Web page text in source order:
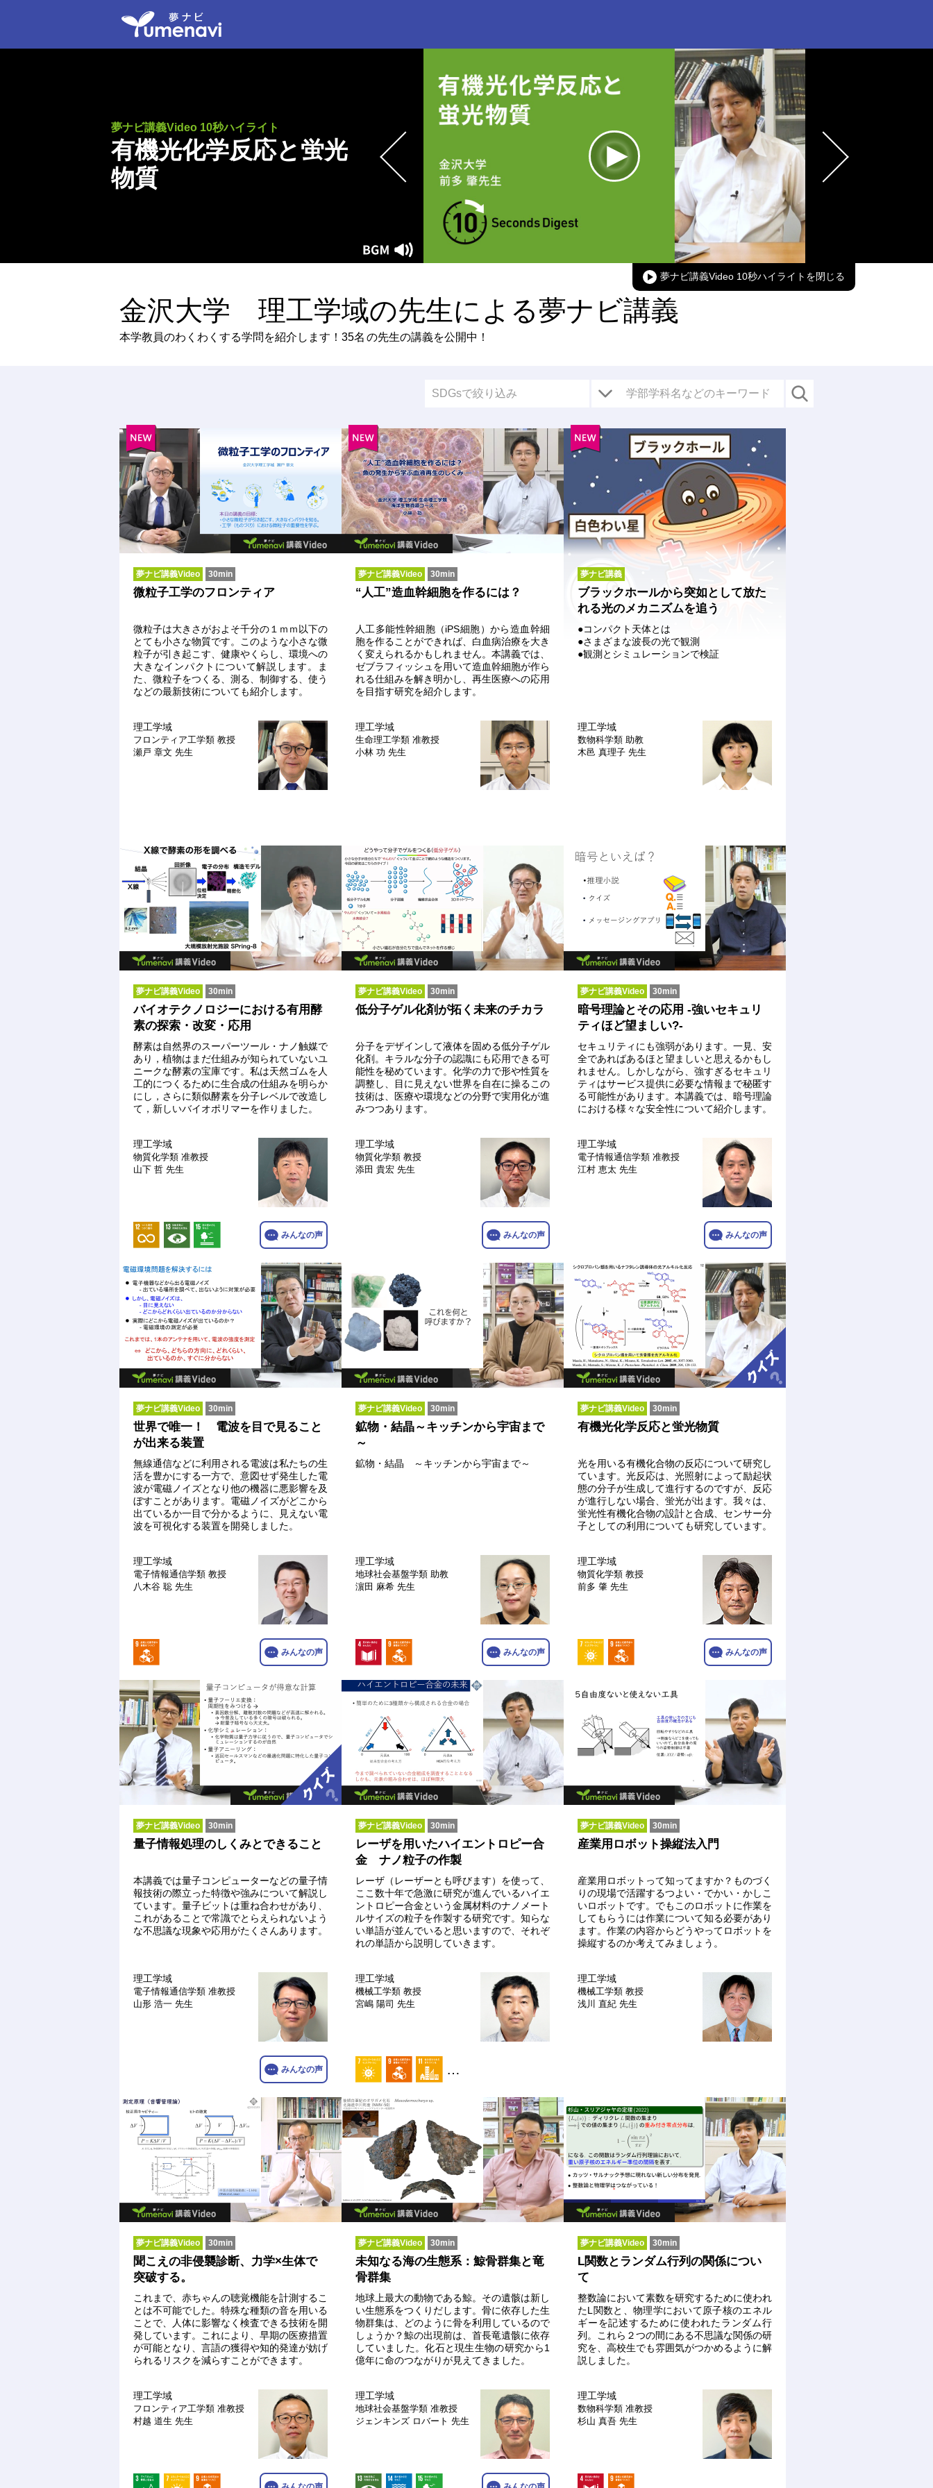
夢ナビ講義Video 10秒ハイライト
有機光化学反応と蛍光
物質
in-
夢ナビ講義Video 10秒ハイライト
金沢大学 理工学域の先生による夢ナビ講義
本学教員のわくわくする学問を紹介します！ 35名 の先生の講義を公開中！
SDGsで絞り込み
夢ナビ講義Video 30min
微粒子工学のフロンティア
微粒子は大きさがおよそ千分の１ｍｍ以下の
とても小さな物質です。このような小さな微
粒子が引き起こす、健康やくらし、環境への
大きなインパクトについて解説します。ま
た、微粒子をつくる、測る、制御する、使う
などの最新技術についても紹介します。
理工学域
フロンティア工学類 教授
瀬戸 章文 先生
夢ナビ講義Video 30min
“人工”造血幹細胞を作るには？
人工多能性幹細胞（iPS細胞）から造血幹細
胞を作ることができれば、白血病治療を大き
く変えられるかもしれません。本講義では、
ゼブラフィッシュを用いて造血幹細胞が作ら
れる仕組みを解き明かし、再生医療への応用
を目指す研究を紹介します。
理工学域
生命理工学類 准教授
小林 功 先生
夢ナビ講義
ブラックホールから突如として放た
れる光のメカニズムを追う
●コンパクト天体とは
●さまざまな波長の光で観測
●観測とシミュレーションで検証
理工学域
数物科学類 助教
木邑 真理子 先生
夢ナビ講義Video 30min
バイオテクノロジーにおける有用酵
素の探索・改変・応用
酵素は自然界のスーパーツール・ナノ触媒で
あり，植物はまだ仕組みが知られていないユ
ニークな酵素の宝庫です。私は天然ゴムを人
工的につくるために生合成の仕組みを明らか
にし，さらに類似酵素を分子レベルで改造し
て，新しいバイオポリマーを作りました。
理工学域
物質化学類 准教授
山下 哲 先生
みんなの声
夢ナビ講義Video 30min
低分子ゲル化剤が拓く未来のチカラ
分子をデザインして液体を固める低分子ゲル
化剤。キラルな分子の認識にも応用できる可
能性を秘めています。化学の力で形や性質を
調整し、目に見えない世界を自在に操るこの
技術は、医療や環境などの分野で実用化が進
みつつあります。
理工学域
物質化学類 教授
添田 貴宏 先生
みんなの声
夢ナビ講義Video 30min
暗号理論とその応用 -強いセキュリ
ティほど望ましい?-
セキュリティにも強弱があります。一見、安
全であればあるほと望ましいと思えるかもし
れません。しかしながら、強すぎるセキュリ
ティはサービス提供に必要な情報まで秘匿す
る可能性があります。本講義では、暗号理論
における様々な安全性について紹介します。
理工学域
電子情報通信学類 准教授
江村 恵太 先生
みんなの声
夢ナビ講義Video 30min
世界で唯一！ 電波を目で見ること
が出来る装置
無線通信などに利用される電波は私たちの生
活を豊かにする一方で、意図せず発生した電
波が電磁ノイズとなり他の機器に悪影響を及
ぼすことがあります。電磁ノイズがどこから
出ているか一目で分かるように、見えない電
波を可視化する装置を開発しました。
理工学域
電子情報通信学類 教授
八木谷 聡 先生
みんなの声
夢ナビ講義Video 30min
鉱物・結晶～キッチンから宇宙まで
～
鉱物・結晶 ～キッチンから宇宙まで～
理工学域
地球社会基盤学類 助教
濵田 麻希 先生
みんなの声
夢ナビ講義Video 30min
有機光化学反応と蛍光物質
光を用いる有機化合物の反応について研究し
ています。光反応は、光照射によって励起状
態の分子が生成して進行するのですが、反応
が進行しない場合、蛍光が出ます。我々は、
蛍光性有機化合物の設計と合成、センサー分
子としての利用についても研究しています。
理工学域
物質化学類 教授
前多 肇 先生
みんなの声
夢ナビ講義Video 30min
量子情報処理のしくみとできること
本講義では量子コンピューターなどの量子情
報技術の際立った特徴や強みについて解説し
ています。量子ビットは重ね合わせがあり、
これがあることで常識でとらえられないよう
な不思議な現象や応用がたくさんあります。
理工学域
電子情報通信学類 准教授
山形 浩一 先生
みんなの声
夢ナビ講義Video 30min
レーザを用いたハイエントロピー合
金 ナノ粒子の作製
レーザ（レーザーとも呼びます）を使って、
ここ数十年で急激に研究が進んでいるハイエ
ントロピー合金という金属材料のナノメート
ルサイズの粒子を作製する研究です。知らな
い単語が並んでいると思いますので、それぞ
れの単語から説明していきます。
理工学域
機械工学類 教授
宮嶋 陽司 先生
…
夢ナビ講義Video 30min
産業用ロボット操縦法入門
産業用ロボットって知ってますか？ものづく
りの現場で活躍するつよい・でかい・かしこ
いロボットです。でもこのロボットに作業を
してもらうには作業について知る必要があり
ます。作業の内容からどうやってロボットを
操縦するのか考えてみましょう。
理工学域
機械工学類 教授
浅川 直紀 先生
夢ナビ講義Video 30min
聞こえの非侵襲診断、力学×生体で
突破する。
これまで、赤ちゃんの聴覚機能を計測するこ
とは不可能でした。特殊な種類の音を用いる
ことで、人体に影響なく検査できる技術を開
発しています。これにより、早期の医療措置
が可能となり、言語の獲得や知的発達が妨げ
られるリスクを減らすことができます。
理工学域
フロンティア工学類 准教授
村越 道生 先生
夢ナビ講義Video 30min
未知なる海の生態系：鯨骨群集と竜
骨群集
地球上最大の動物である鯨。その遺骸は新し
い生態系をつくりだします。骨に依存した生
物群集は、どのように骨を利用しているので
しょうか？鯨の出現前は、首長竜遺骸に依存
していました。化石と現生生物の研究から1
億年に命のつながりが見えてきました。
理工学域
地球社会基盤学類 准教授
ジェンキンズ ロバート 先生
夢ナビ講義Video 30min
L関数とランダム行列の関係につい
て
整数論において素数を研究するために使われ
たL関数と、物理学において原子核のエネル
ギーを記述するために使われたランダム行
列。これら２つの間にある不思議な関係の研
究を、高校生でも雰囲気がつかめるように解
説しました。
理工学域
数物科学類 准教授
杉山 真吾 先生